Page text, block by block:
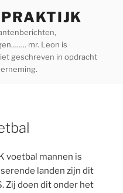
mr. Leon is
geschreven in opdracht
voetbal mannen is
landen zijn dit
Zij doen dit onder het